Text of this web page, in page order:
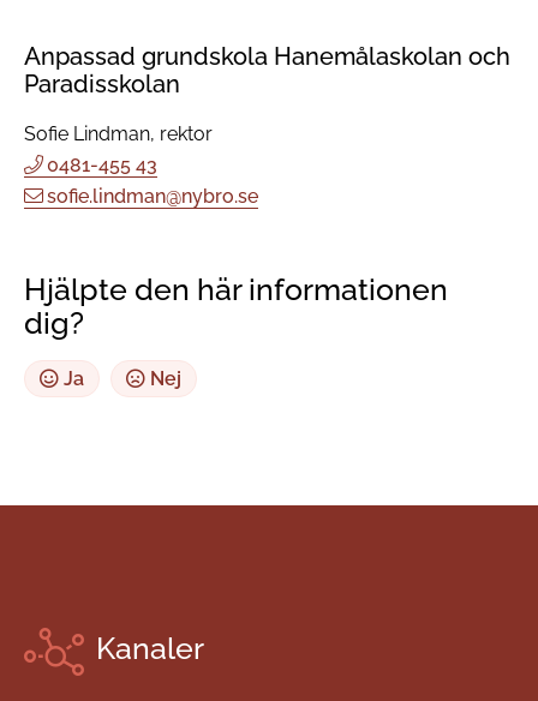
Anpassad grundskola Hanemålaskolan och
Paradisskolan
Sofie Lindman, rektor
0481-455 43
sofie.lindman@nybro.se
Hjälpte den här informationen
dig?
Ja Nej
Kanaler